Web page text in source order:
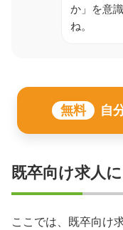
か」を意
ね。
無料 自
既卒向け求人
ここでは、既卒向け